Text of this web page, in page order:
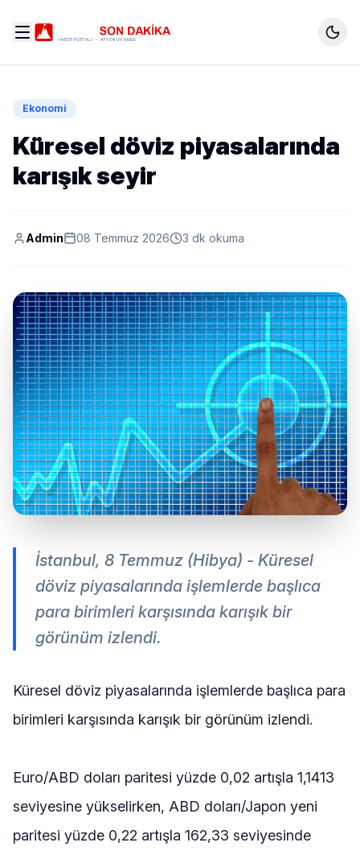
Ekonomi
Küresel döviz piyasalarında
karışık seyir
Admin 08 Temmuz 2026 3 dk okuma
İstanbul, 8 Temmuz (Hibya) - Küresel
döviz piyasalarında işlemlerde başlıca
para birimleri karşısında karışık bir
görünüm izlendi.
Küresel döviz piyasalarında işlemlerde başlıca para
birimleri karşısında karışık bir görünüm izlendi.
Euro/ABD doları paritesi yüzde 0,02 artışla 1,1413
seviyesine yükselirken, ABD doları/Japon yeni
paritesi yüzde 0,22 artışla 162,33 seviyesinde